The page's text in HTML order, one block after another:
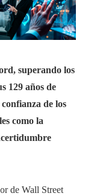
superando los
129 años de
de los
como la
de Wall Street